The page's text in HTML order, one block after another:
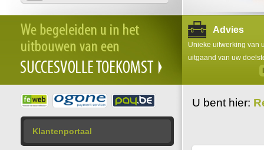
Advies
Unieke uitwerking van
uitgaand van uw
Klantenportaal
U bent hier: